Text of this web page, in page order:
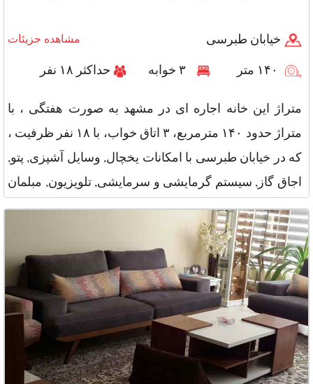
خیابان طبرسی مشاهده جزیئات
حداکثر ۱۸ نفر
متراژ این خانه اجاره ای در مشهد به صورت هفتگی ، با
متراژ حدود ۱۴۰ مترمربع، ۳ اتاق خواب، با ۱۸ نفر ظرفیت ،
که در خیابان طبرسی با امکانات یخچال, وسایل آشپزی, پتو,
اجاق گاز, سیستم گرمایشی و سرمایشی, تلویزیون, مبلمان
و سایر